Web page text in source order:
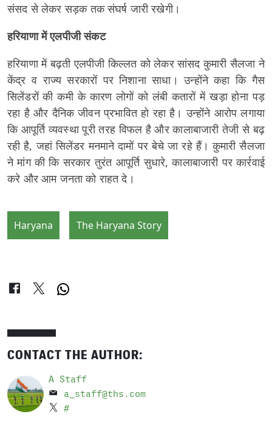
संसद से लेकर सड़क तक संघर्ष जारी रखेगी।
हरियाणा में एलपीजी संकट
हरियाणा में बढ़ती एलपीजी किल्लत को लेकर सांसद कुमारी सैलजा ने
केंद्र व राज्य सरकारों पर निशाना साधा। उन्होंने कहा कि गैस
सिलेंडरों की कमी के कारण लोगों को लंबी कतारों में खड़ा होना पड़
रहा है और दैनिक जीवन प्रभावित हो रहा है। उन्होंने आरोप लगाया
कि आपूर्ति व्यवस्था पूरी तरह विफल है और कालाबाजारी तेजी से बढ़
रही है, जहां सिलेंडर मनमाने दामों पर बेचे जा रहे हैं। कुमारी सैलजा
ने मांग की कि सरकार तुरंत आपूर्ति सुधारे, कालाबाजारी पर कार्रवाई
करे और आम जनता को राहत दे।
Haryana The Haryana Story
CONTACT THE AUTHOR:
A Staff
a_staff@ths.com
#